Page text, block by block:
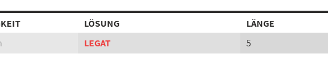
LÖSUNG
LÄNGE
LEGAT 5